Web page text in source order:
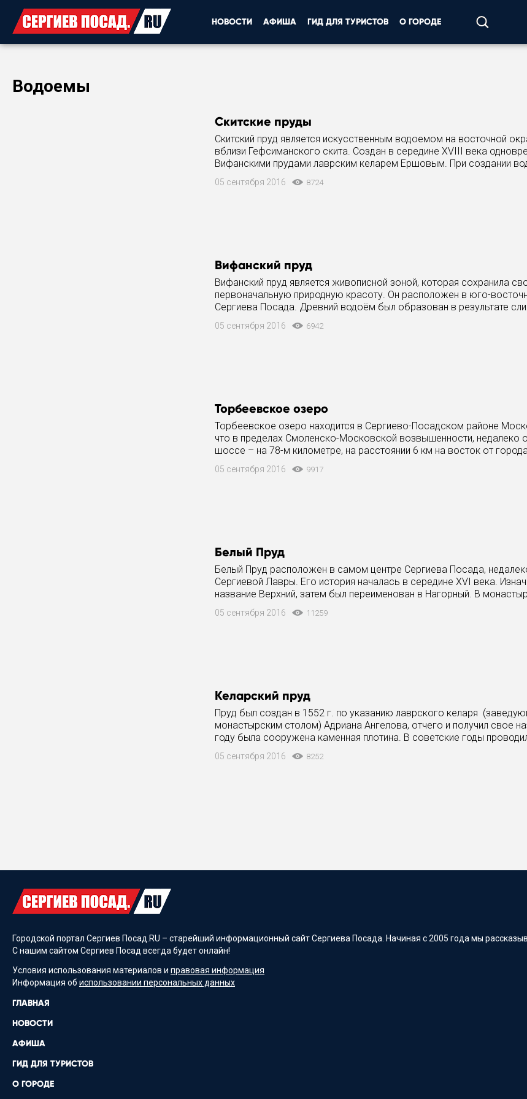
НОВОСТИ АФИША ГИД ДЛЯ ТУРИСТОВ О ГОРОДЕ
Водоемы
Скитские пруды
Скитский пруд является искусственным водоемом на восточной
вблизи Гефсиманского скита. Создан в середине ХVIII века
Вифанскими прудами лаврским келарем Ершовым. При создании
использовались природные овраги (корба,
05 сентября 2016 8724
Вифанский пруд
Вифанский пруд является живописной зоной, которая сохранила
первоначальную природную красоту. Он расположен в юго-
Сергиева Посада. Древний водоём был образован в результате
и Корбухи. Первое его название -
05 сентября 2016 6942
Торбеевское озеро
Торбеевское озеро находится в Сергиево-Посадском районе
что в пределах Смоленско-Московской возвышенности, недалеко
шоссе – на 78-м километре, на расстоянии 6 км на восток от
Площадь
05 сентября 2016 9917
Белый Пруд
Белый Пруд расположен в самом центре Сергиева Посада,
Сергиевой Лавры. Его история началась в середине XVI века.
название Верхний, затем был переименован в Нагорный. В
датируемых 1641 годом,
05 сентября 2016 11259
Келарский пруд
Пруд был создан в 1552 г. по указанию лаврского келаря
монастырским столом) Адриана Ангелова, отчего и получил свое
году была сооружена каменная плотина. В советские годы
неоднократные попытки начать
05 сентября 2016 8252
Городской портал Сергиев Посад.RU – старейший информационный сайт Сергиева Посада. Начиная с 2005 года мы
С нашим сайтом Сергиев Посад всегда будет онлайн!
Условия использования материалов и правовая информация
Информация об использовании персональных данных
ГЛАВНАЯ
НОВОСТИ
АФИША
ГИД ДЛЯ ТУРИСТОВ
О ГОРОДЕ